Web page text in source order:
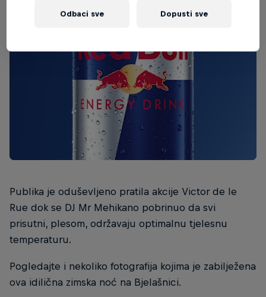
Publika je oduševljeno pratila akcije Victor de le
Rue dok se DJ Mr Mehikano pobrinuo da svi
prisutni, plesom, održavaju optimalnu tjelesnu
temperaturu.
Pogledajte i nekoliko fotografija kojima je zabilježena
ova idilična zimska noć na Bjelašnici.
Odbaci sve Dopusti sve